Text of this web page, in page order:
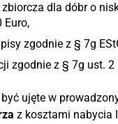
dla dóbr o
Euro,
zgodnie z § 7g
zgodnie z § 7g ust. 2
ujęte w
z kosztami nabycia